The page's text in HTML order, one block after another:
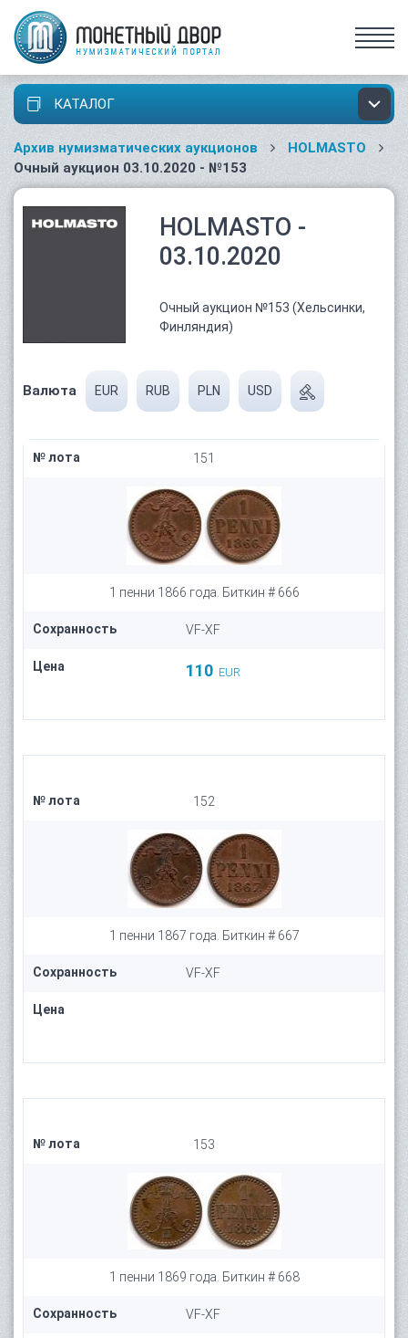
КАТАЛОГ
Архив нумизматических аукционов
HOLMASTO
Очный аукцион 03.10.2020 - №153
HOLMASTO -
03.10.2020
Очный аукцион №153 (Хельсинки,
Финляндия)
Валюта EUR RUB PLN USD
№ лота 151
1 пенни 1866 года. Биткин # 666
Сохранность VF-XF
Цена 110 EUR
№ лота 152
1 пенни 1867 года. Биткин # 667
Сохранность VF-XF
Цена
№ лота 153
1 пенни 1869 года. Биткин # 668
Сохранность VF-XF